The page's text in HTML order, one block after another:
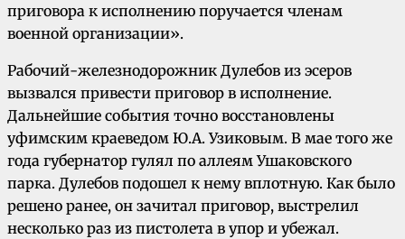
приговора к исполнению поручается членам
военной организации».
Рабочий-железнодорожник Дулебов из эсеров
вызвался привести приговор в исполнение.
Дальнейшие события точно восстановлены
уфимским краеведом Ю.А. Узиковым. В мае того же
года губернатор гулял по аллеям Ушаковского
парка. Дулебов подошел к нему вплотную. Как было
решено ранее, он зачитал приговор, выстрелил
несколько раз из пистолета в упор и убежал.